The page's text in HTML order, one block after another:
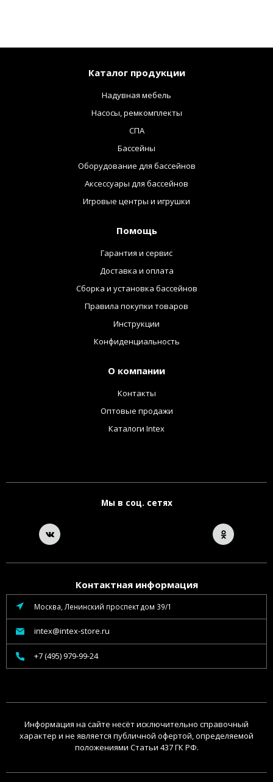
Каталог продукции
Надувная мебель
Насосы, ремкомплекты
СПА
Бассейны
Оборудование для бассейнов
Аксессуары для бассейнов
Игровые центры и игрушки
Помощь
Гарантия и сервис
Доставка и оплата
Сборка и установка бассейнов
Правила покупки товаров
Инструкции
Конфиденциальность
О компании
Контакты
Оптовые продажи
Каталоги Intex
Мы в соц. сетях
Контактная информация
Москва, Ленинский проспект дом 39/1
intex@intex-store.ru
+7 (495) 979-99-24
Информация на сайте несёт исключительно справочный
характер и не является публичной офертой, определяемой
положениями Статьи 437 ГК РФ.